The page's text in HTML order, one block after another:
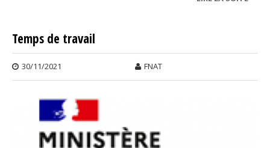
Temps de travail
30/11/2021 FNAT